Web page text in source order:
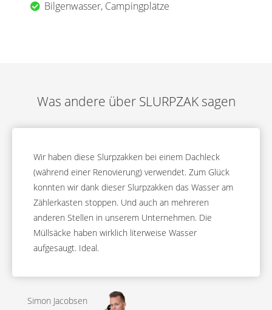
Bilgenwasser, Campingplätze
Was andere über SLURPZAK sagen
Wir haben diese Slurpzakken bei einem Dachleck
(während einer Renovierung) verwendet. Zum Glück
konnten wir dank dieser Slurpzakken das Wasser am
Zählerkasten stoppen. Und auch an mehreren
anderen Stellen in unserem Unternehmen. Die
Müllsäcke haben wirklich literweise Wasser
aufgesaugt. Ideal.
Simon Jacobsen